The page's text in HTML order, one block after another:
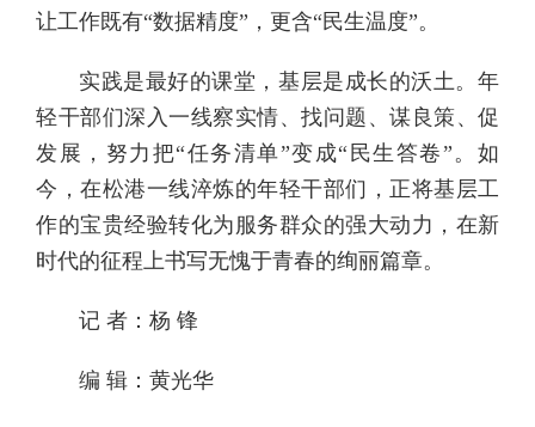
让工作既有“数据精度”，更含“民生温度”。
实践是最好的课堂，基层是成长的沃土。年
轻干部们深入一线察实情、找问题、谋良策、促
发展，努力把“任务清单”变成“民生答卷”。如
今，在松港一线淬炼的年轻干部们，正将基层工
作的宝贵经验转化为服务群众的强大动力，在新
时代的征程上书写无愧于青春的绚丽篇章。
记 者：杨 锋
编 辑：黄光华